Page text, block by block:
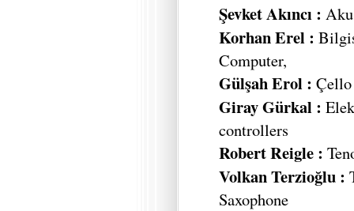
Şevket Akıncı :
Korhan Erel :
Computer,
Gülşah Erol :
Giray Gürkal :
controllers
Robert Reigle :
Volkan Terzioğlu :
Saxophone